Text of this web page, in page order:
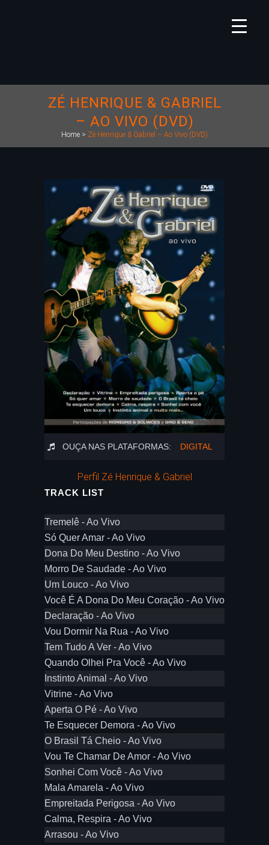
ZÉ HENRIQUE & GABRIEL
– AO VIVO (DVD)
Home > Zé Henrique & Gabriel – Ao Vivo (DVD)
OUÇA NAS PLATAFORMAS: DIGITAL
Perfil Zé Henrique & Gabriel
TRACK LIST
Tremelê - Ao Vivo
Só Quer Amar - Ao Vivo
Dona Do Meu Destino - Ao Vivo
Morro De Saudade - Ao Vivo
Um Louco - Ao Vivo
Você É A Dona Do Meu Coração - Ao Vivo
Declaração - Ao Vivo
Vou Dormir Na Rua - Ao Vivo
Tem Tudo A Ver - Ao Vivo
Quando Olhei Pra Você - Ao Vivo
Instinto Animal - Ao Vivo
Vitrine - Ao Vivo
Aperta O Pé - Ao Vivo
Te Esquecer Demora - Ao Vivo
O Brasil Tá Cheio - Ao Vivo
Vou Te Chamar De Amor - Ao Vivo
Sonhei Com Você - Ao Vivo
Mala Amarela - Ao Vivo
Empreitada Perigosa - Ao Vivo
Calma, Respira - Ao Vivo
Arrasou - Ao Vivo